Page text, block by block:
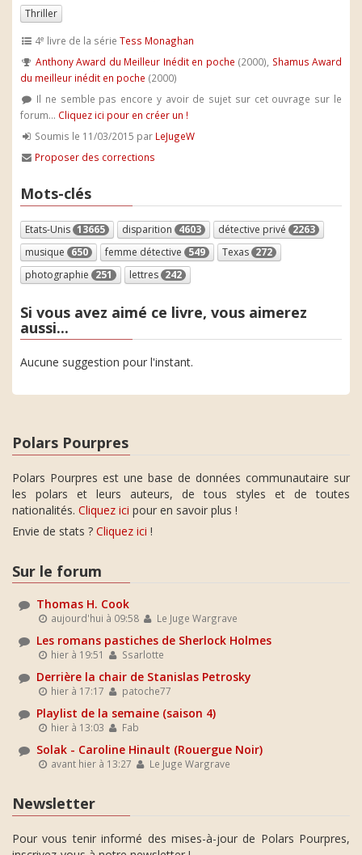
Thriller
4e livre de la sérieTess Monaghan
Anthony Award du Meilleur Inédit en poche (2000), Shamus Award
du meilleur inédit en poche (2000)
Il ne semble pas encore y avoir de sujet sur cet ouvrage sur le
forum... Cliquez ici pour en créer un !
Soumis le 11/03/2015 par LeJugeW
Proposer des corrections
Mots-clés
Etats-Unis 13665 disparition 4603 détective privé 2263
musique 650 femme détective 549 Texas 272
photographie 251 lettres 242
Si vous avez aimé ce livre, vous aimerez
aussi...
Aucune suggestion pour l'instant.
Polars Pourpres
Polars Pourpres est une base de données communautaire sur
les polars et leurs auteurs, de tous styles et de toutes
nationalités. Cliquez ici pour en savoir plus !
Envie de stats ? Cliquez ici !
Sur le forum
Thomas H. Cook
aujourd'hui à 09:58 Le Juge Wargrave
Les romans pastiches de Sherlock Holmes
hier à 19:51 Ssarlotte
Derrière la chair de Stanislas Petrosky
hier à 17:17 patoche77
Playlist de la semaine (saison 4)
hier à 13:03 Fab
Solak - Caroline Hinault (Rouergue Noir)
avant hier à 13:27 Le Juge Wargrave
Newsletter
Pour vous tenir informé des mises-à-jour de Polars Pourpres,